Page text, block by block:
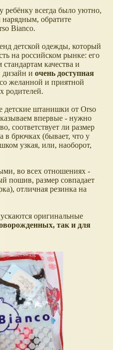
всегда было уютно,
обратите
Bianco.
детской одежды, который
на российском рынке: его
качества и
дизайн и очень доступная
желанной и приятной
родителей.
детские штанишки от Orso
впервые - нужно
соответствует ли размер
в брючках (бывает, что у
узкая, или, наоборот,
во всех отношениях -
пошив, размер совпадает
отличная резинка на
оригинальные
так и для